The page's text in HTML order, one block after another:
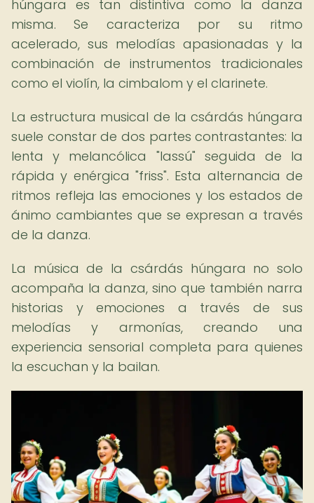
húngara es tan distintiva como la danza
misma. Se caracteriza por su ritmo
acelerado, sus melodías apasionadas y la
combinación de instrumentos tradicionales
como el violín, la cimbalom y el clarinete.
La estructura musical de la csárdás húngara
suele constar de dos partes contrastantes: la
lenta y melancólica "lassú" seguida de la
rápida y enérgica "friss". Esta alternancia de
ritmos refleja las emociones y los estados de
ánimo cambiantes que se expresan a través
de la danza.
La música de la csárdás húngara no solo
acompaña la danza, sino que también narra
historias y emociones a través de sus
melodías y armonías, creando una
experiencia sensorial completa para quienes
la escuchan y la bailan.